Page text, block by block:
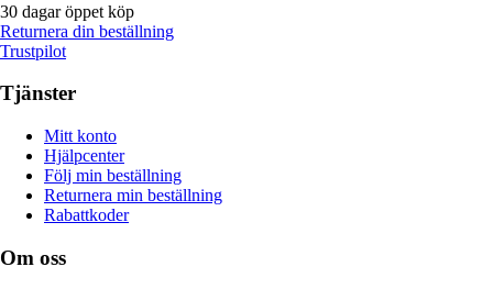
30 dagar öppet köp
Returnera din beställning
Trustpilot
Tjänster
Mitt konto
Hjälpcenter
Följ min beställning
Returnera min beställning
Rabattkoder
Om oss